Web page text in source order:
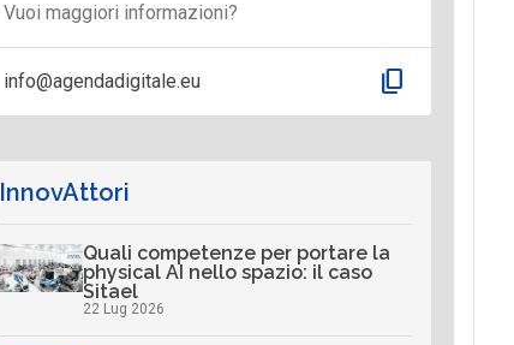
Vuoi maggiori informazioni?
info@agendadigitale.eu content_copy
InnovAttori
Quali competenze per portare la
physical AI nello spazio: il caso
Sitael
22 Lug 2026